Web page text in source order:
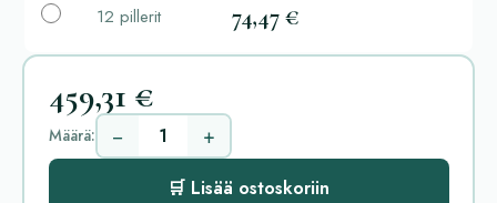
12 pillerit 74,47 €
459,31 €
Määrä: − +
🛒 Lisää ostoskoriin